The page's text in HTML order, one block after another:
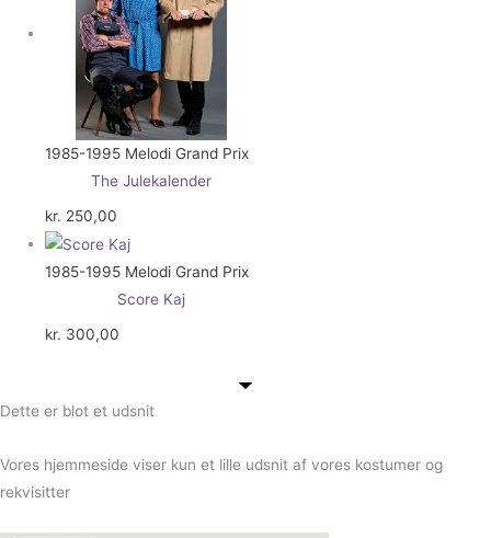
1985-1995 Melodi Grand Prix
The Julekalender
kr. 250,00
1985-1995 Melodi Grand Prix
Score Kaj
kr. 300,00
Dette er blot et udsnit
Vores hjemmeside viser kun et lille udsnit af vores kostumer og
rekvisitter